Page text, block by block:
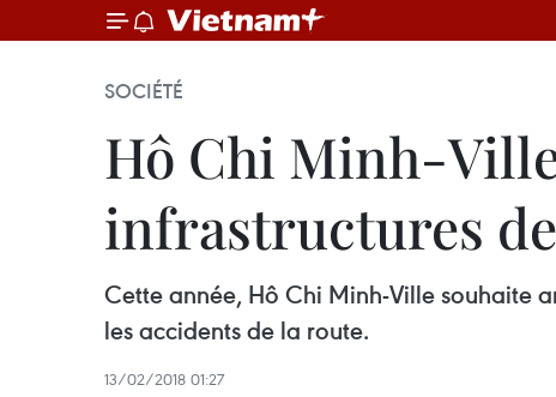
SOCIÉTÉ
Hô Chi Minh-
infrastructures
Cette année, Hô Chi Minh-Ville souhaite
les accidents de la route.
13/02/2018 01:27